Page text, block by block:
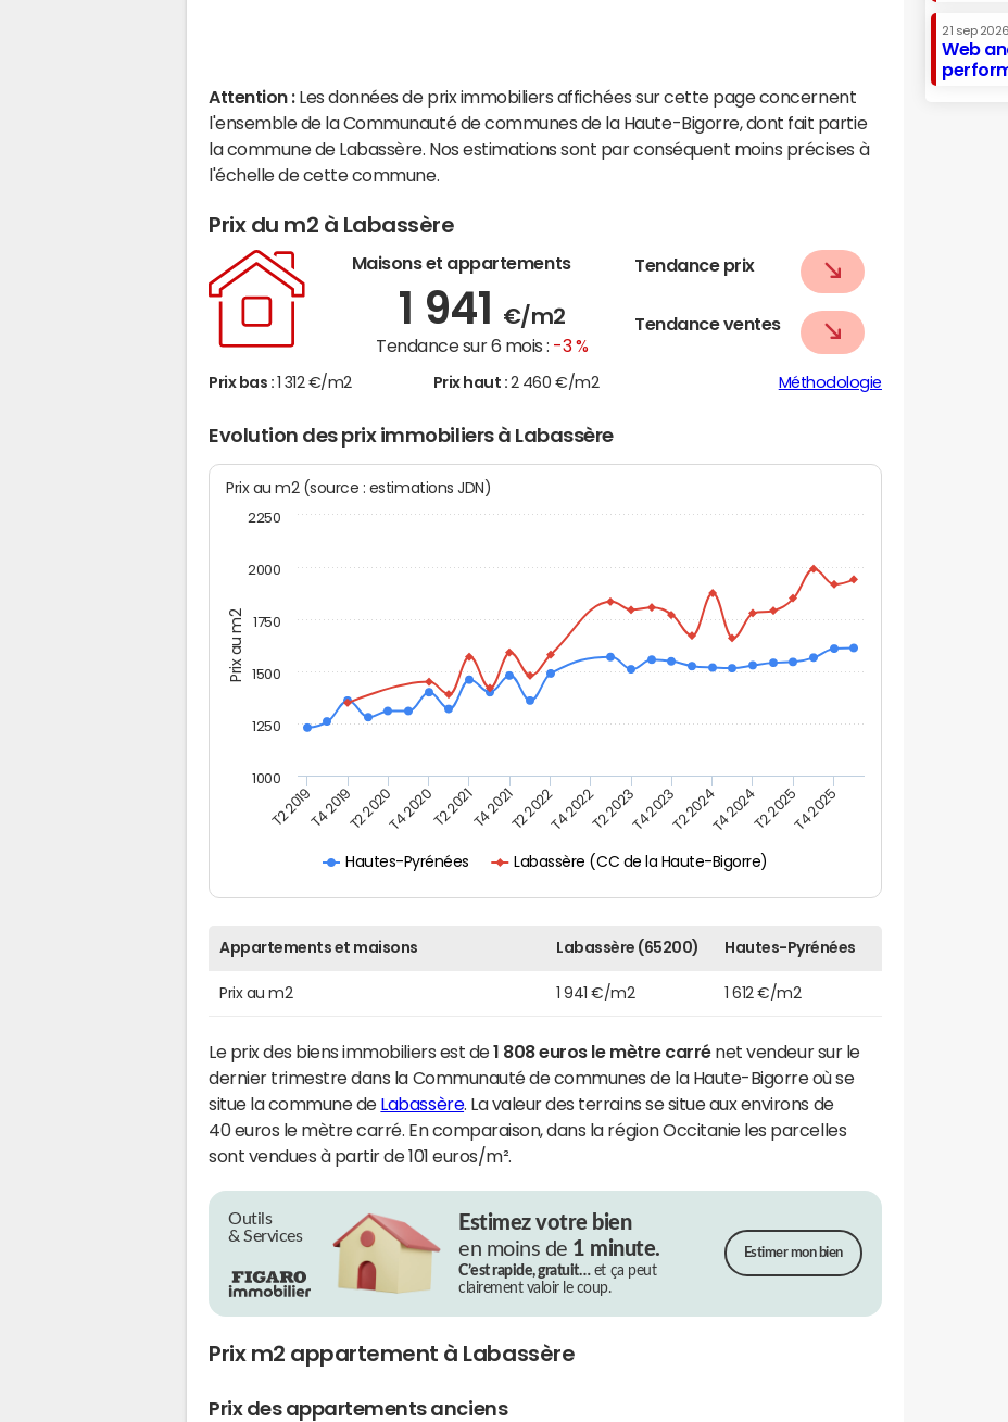
Attention : Les données de prix immobiliers affichées sur cette page concernent
l'ensemble de la Communauté de communes de la Haute-Bigorre, dont fait partie
la commune de Labassère. Nos estimations sont par conséquent moins précises à
l'échelle de cette commune.
Prix du m2 à Labassère
Maisons et appartements
1 941 €/m2
Tendance sur 6 mois : -3 %
Tendance prix
Tendance ventes
Prix bas : 1 312 €/m2 Prix haut : 2 460 €/m2 Méthodologie
Evolution des prix immobiliers à Labassère
Prix au m2
Prix au m2 (source : estimations JDN)
Hautes-Pyrénées Labassère (CC de la Haute-Bigorre)
T2 2019T4 2019T2 2020T4 2020T2 2021T4 2021T2 2022T4 2022T2 2023T4 2023T2 2024T4 2024T2 2025T4 2025
1000
2000
1250
1500
1750
2250
Appartements et maisons Labassère (65200) Hautes-Pyrénées
Prix au m2 1 941 €/m2 1 612 €/m2
Le prix des biens immobiliers est de1 808 euros le mètre carrénet vendeur sur le
dernier trimestre dans la Communauté de communes de la Haute-Bigorre où se
situe la commune de Labassère. La valeur des terrains se situe aux environs de
40 euros le mètre carré. En comparaison, dans la région Occitanie les parcelles
sont vendues à partir de 101 euros/m².
Outils
& Services
Estimez votre bien
en moins de 1 minute.
C’est rapide, gratuit…et ça peut
clairement valoir le coup.
Estimer mon bien
Prix m2 appartement à Labassère
Prix des appartements anciens
21 sep 2026
Web